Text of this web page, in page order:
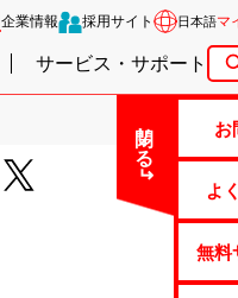
企業情報 採用サイト 日本語マ
サービス・サポート
閉じる お
よ
無料